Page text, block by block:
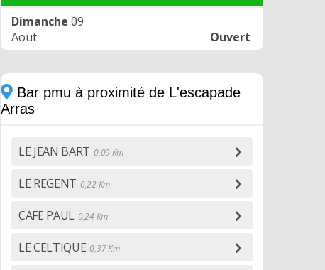
Dimanche 09
Aout
Ouvert
Bar pmu à proximité de L'escapade
Arras
LE JEAN BART 0,09 Km
LE REGENT 0,22 Km
CAFE PAUL 0,24 Km
LE CELTIQUE 0,37 Km